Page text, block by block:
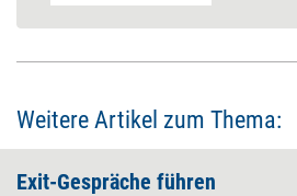
Weitere Artikel zum Thema:
Exit-Gespräche führen